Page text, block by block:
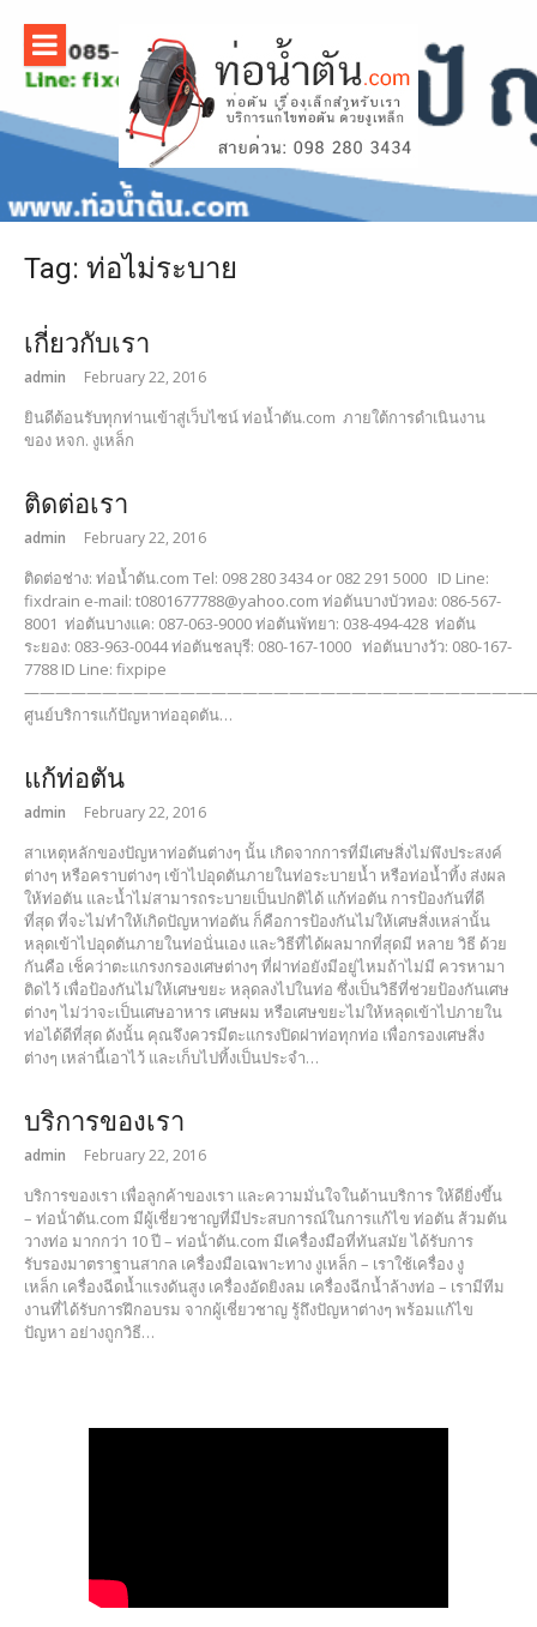
content
บริการ
แก้ไขท่อน้ำ
าตัน.com
Tag: ท่อไม่ระบาย
เกี่ยวกับเรา
admin February 22, 2016
ยินดีต้อนรับทุกท่านเข้าสู่เว็บไซน์ ท่อน้ำตัน.com ภายใต้การดำเนินงาน
ของ หจก. งูเหล็ก
ติดต่อเรา
admin February 22, 2016
ติดต่อช่าง: ท่อน้ำตัน.com Tel: 098 280 3434 or 082 291 5000 ID Line:
fixdrain e-mail: t0801677788@yahoo.com ท่อตันบางบัวทอง: 086-567-
8001 ท่อตันบางแค: 087-063-9000 ท่อตันพัทยา: 038-494-428 ท่อตัน
ระยอง: 083-963-0044 ท่อตันชลบุรี: 080-167-1000 ท่อตันบางวัว: 080-167-
7788 ID Line: fixpipe
ศูนย์บริการแก้ปัญหาท่ออุดตัน…
แก้ท่อตัน
admin February 22, 2016
สาเหตุหลักของปัญหาท่อตันต่างๆ นั้น เกิดจากการที่มีเศษสิ่งไม่พึงประสงค์
ต่างๆ หรือคราบต่างๆ เข้าไปอุดตันภายในท่อระบายน้ำ หรือท่อน้ำทิ้ง ส่งผล
ให้ท่อตัน และน้ำไม่สามารถระบายเป็นปกติได้ แก้ท่อตัน การป้องกันที่ดี
ที่สุด ที่จะไม่ทำให้เกิดปัญหาท่อตัน ก็คือการป้องกันไม่ให้เศษสิ่งเหล่านั้น
หลุดเข้าไปอุดตันภายในท่อนั่นเอง และวิธีที่ได้ผลมากที่สุดมี หลาย วิธี ด้วย
กันคือ เช็คว่าตะแกรงกรองเศษต่างๆ ที่ฝาท่อยังมีอยู่ไหมถ้าไม่มี ควรหามา
ติดไว้ เพื่อป้องกันไม่ให้เศษขยะ หลุดลงไปในท่อ ซึ่งเป็นวิธีที่ช่วยป้องกันเศษ
ต่างๆ ไม่ว่าจะเป็นเศษอาหาร เศษผม หรือเศษขยะไม่ให้หลุดเข้าไปภายใน
ท่อได้ดีที่สุด ดังนั้น คุณจึงควรมีตะแกรงปิดฝาท่อทุกท่อ เพื่อกรองเศษสิ่ง
ต่างๆ เหล่านี้เอาไว้ และเก็บไปทิ้งเป็นประจำ…
บริการของเรา
admin February 22, 2016
บริการของเรา เพื่อลูกค้าของเรา และความมั่นใจในด้านบริการ ให้ดียิ่งขึ้น
– ท่อน้ําตัน.com มีผู้เชี่ยวชาญที่มีประสบการณ์ในการแก้ไข ท่อตัน ส้วมตัน
วางท่อ มากกว่า 10 ปี – ท่อน้ําตัน.com มีเครื่องมือที่ทันสมัย ได้รับการ
รับรองมาตราฐานสากล เครื่องมือเฉพาะทาง งูเหล็ก – เราใช้เครื่อง งู
เหล็ก เครื่องฉีดน้ำแรงดันสูง เครื่องอัดยิงลม เครื่องฉีกน้ำล้างท่อ – เรามีทีม
งานที่ได้รับการฝึกอบรม จากผู้เชี่ยวชาญ รู้ถึงปัญหาต่างๆ พร้อมแก้ไข
ปัญหา อย่างถูกวิธี…